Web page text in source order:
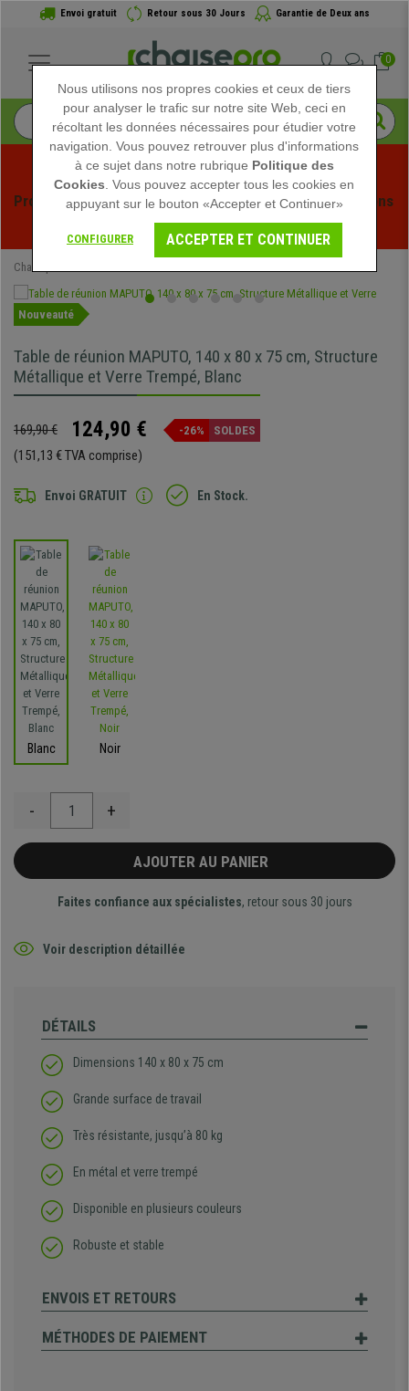
Envoi gratuit Retour sous 30 Jours Garantie de Deux ans
0
Profitez des soldes d'été chez Chaisepro ! Des réductions
exclusives pour une durée limitée - Voir l'offre
Chaisepro
Nouveauté
Table de réunion MAPUTO, 140 x 80 x 75 cm, Structure
Métallique et Verre Trempé, Blanc
169,90 € 124,90 € -26% SOLDES
(151,13 € TVA comprise)
Envoi GRATUIT En Stock.
Blanc Noir
- +
AJOUTER AU PANIER
Faites confiance aux spécialistes, retour sous 30 jours
Voir description détaillée
DÉTAILS
Dimensions 140 x 80 x 75 cm
Grande surface de travail
Très résistante, jusqu’à 80 kg
En métal et verre trempé
Disponible en plusieurs couleurs
Robuste et stable
ENVOIS ET RETOURS
MÉTHODES DE PAIEMENT
Nous utilisons nos propres cookies et ceux de tiers
pour analyser le trafic sur notre site Web, ceci en
récoltant les données nécessaires pour étudier votre
navigation. Vous pouvez retrouver plus d'informations
à ce sujet dans notre rubrique Politique des
Cookies . Vous pouvez accepter tous les cookies en
appuyant sur le bouton «Accepter et Continuer»
CONFIGURER ACCEPTER ET CONTINUER